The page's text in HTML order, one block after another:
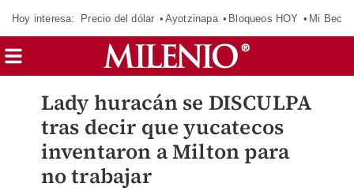
Hoy interesa: Precio del dólar Ayotzinapa Bloqueos HOY Mi Beca
Lady huracán se DISCULPA
tras decir que yucatecos
inventaron a Milton para
no trabajar